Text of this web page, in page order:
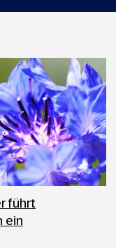
führt
ein